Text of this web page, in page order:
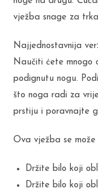
vježba snage za
Najjednostavnija
Naučiti ćete mnogo
podignutu nogu.
što noga radi za
prstiju i poravnajte
Ova vježba se
Držite bilo koji
Držite bilo koji